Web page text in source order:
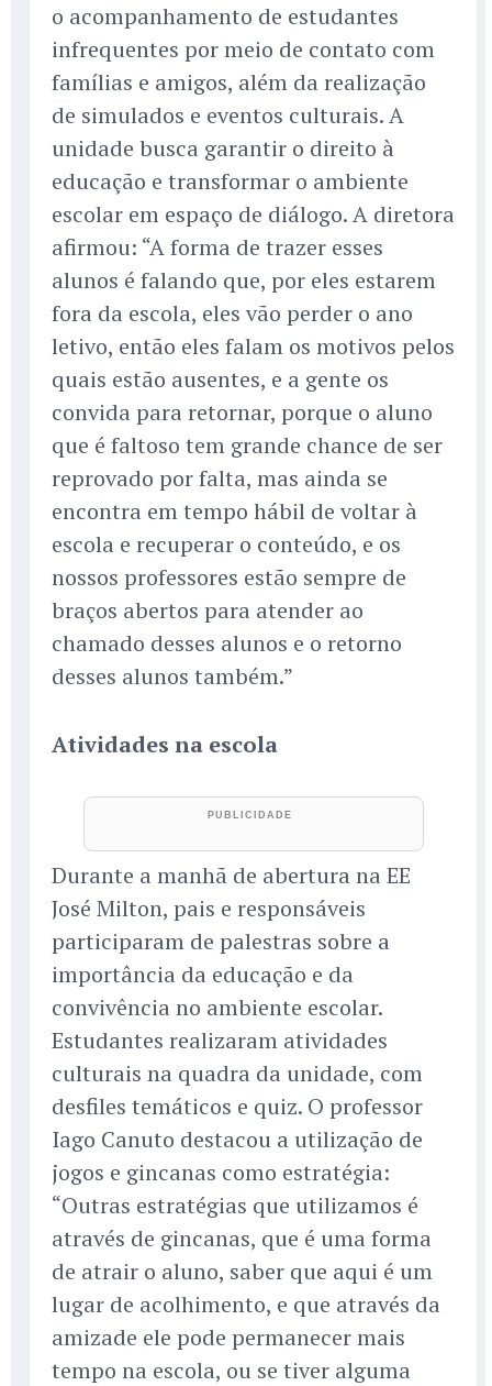
o acompanhamento de estudantes
infrequentes por meio de contato com
famílias e amigos, além da realização
de simulados e eventos culturais. A
unidade busca garantir o direito à
educação e transformar o ambiente
escolar em espaço de diálogo. A diretora
afirmou: “A forma de trazer esses
alunos é falando que, por eles estarem
fora da escola, eles vão perder o ano
letivo, então eles falam os motivos pelos
quais estão ausentes, e a gente os
convida para retornar, porque o aluno
que é faltoso tem grande chance de ser
reprovado por falta, mas ainda se
encontra em tempo hábil de voltar à
escola e recuperar o conteúdo, e os
nossos professores estão sempre de
braços abertos para atender ao
chamado desses alunos e o retorno
desses alunos também.”
Atividades na escola
Durante a manhã de abertura na EE
José Milton, pais e responsáveis
participaram de palestras sobre a
importância da educação e da
convivência no ambiente escolar.
Estudantes realizaram atividades
culturais na quadra da unidade, com
desfiles temáticos e quiz. O professor
Iago Canuto destacou a utilização de
jogos e gincanas como estratégia:
“Outras estratégias que utilizamos é
através de gincanas, que é uma forma
de atrair o aluno, saber que aqui é um
lugar de acolhimento, e que através da
amizade ele pode permanecer mais
tempo na escola, ou se tiver alguma